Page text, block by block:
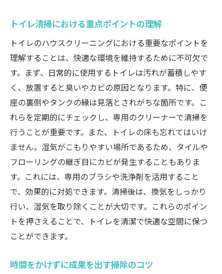
トイレ清掃における重点ポイントの理解
トイレのハウスクリーニングにおける重要なポイントを
理解することは、快適な環境を維持するために不可欠で
す。まず、日常的に使用するトイレは汚れが蓄積しやす
く、放置すると臭いやカビの原因となります。特に、便
座の裏側やタンクの縁は見落とされがちな箇所です。こ
れらを定期的にチェックし、専用のクリーナーで清掃を
行うことが重要です。また、トイレの床も忘れてはいけ
ません。湿気がこもりやすい場所であるため、タイルや
フローリングの継ぎ目にカビが発生することもありま
す。これには、専用のブラシや洗浄剤を活用すること
で、効果的に対処できます。清掃後は、換気をしっかり
行い、湿気を取り除くことが大切です。これらのポイン
トを押さえることで、トイレを清潔で快適な空間に保つ
ことができます。
時間をかけずに成果を出す掃除のコツ